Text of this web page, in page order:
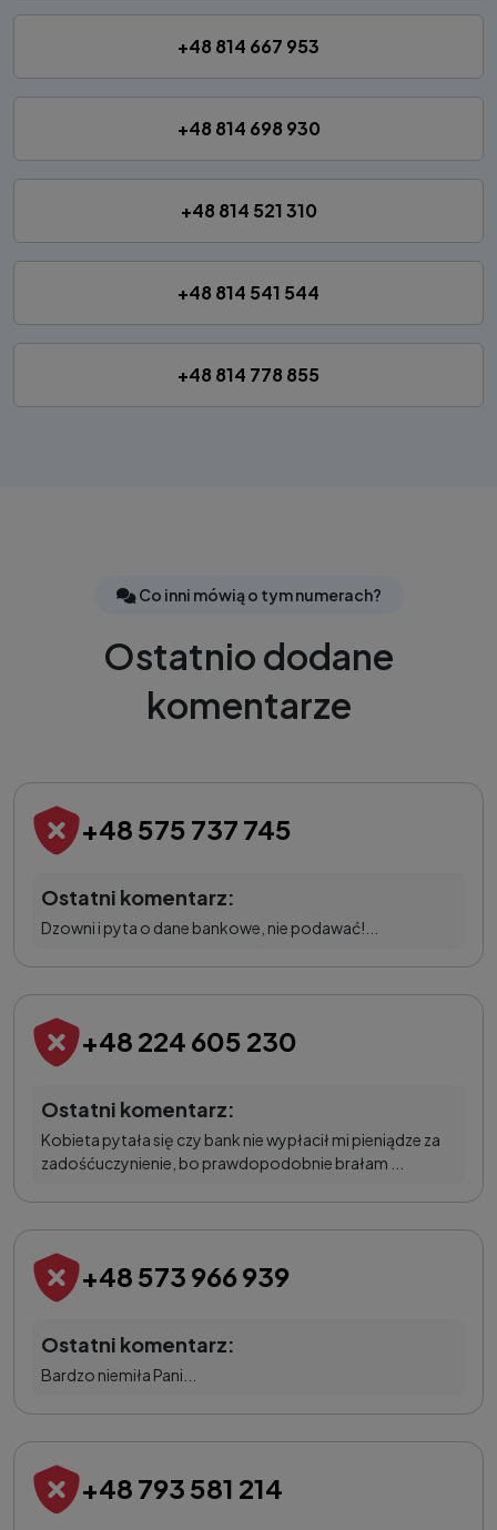
+48 814 667 953
+48 814 698 930
+48 814 521 310
+48 814 541 544
+48 814 778 855
Co inni mówią o tym numerach?
Ostatnio dodane
komentarze
+48 575 737 745
Ostatni komentarz:
Dzowni i pyta o dane bankowe, nie podawać!...
+48 224 605 230
Ostatni komentarz:
Kobieta pytała się czy bank nie wypłacił mi pieniądze za
zadośćuczynienie, bo prawdopodobnie brałam ...
+48 573 966 939
Ostatni komentarz:
Bardzo niemiła Pani...
+48 793 581 214